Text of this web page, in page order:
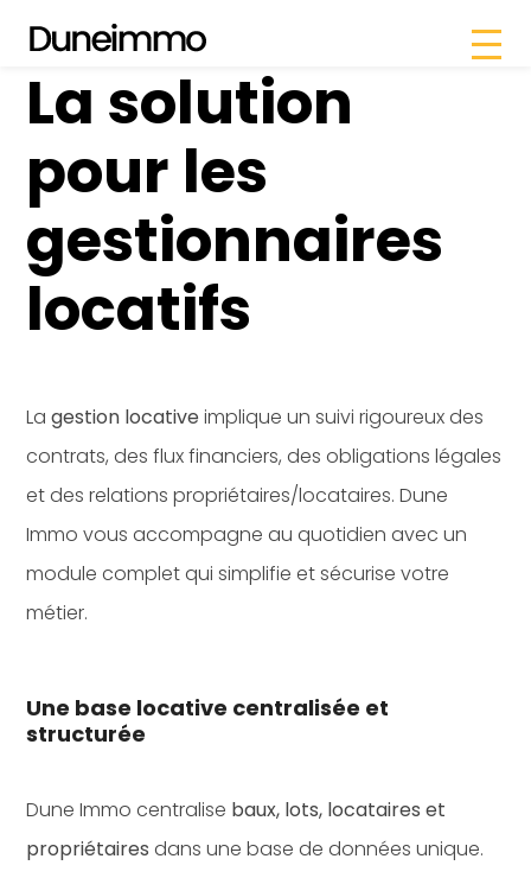
Dune Immo –
La solution
pour les
gestionnaires
locatifs
Lagestion locative implique un suivi rigoureux des
contrats, des flux financiers, des obligations légales
et des relations propriétaires/locataires. Dune
Immo vous accompagne au quotidien avec un
module complet qui simplifie et sécurise votre
métier.
Une base locative centralisée et
structurée
Dune Immo centralise baux, lots, locataires et
propriétaires dans une base de données unique.
Panneau de gestion des cookies